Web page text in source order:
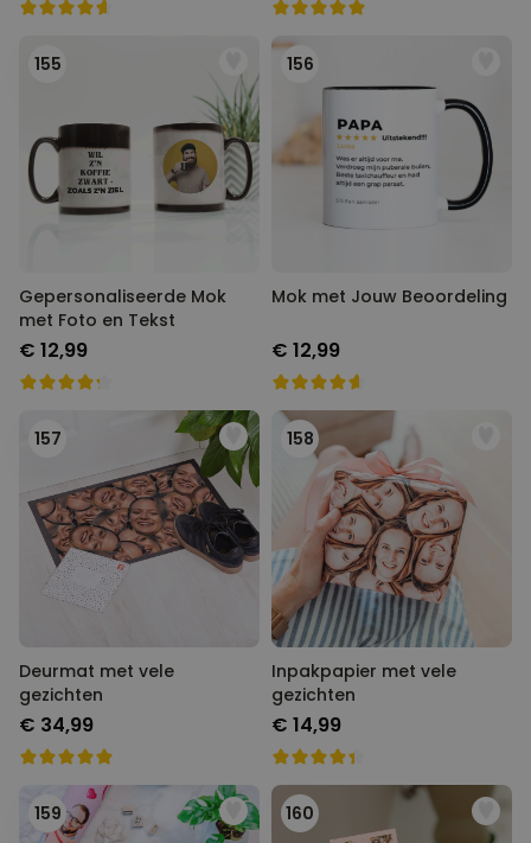
155
Gepersonaliseerde Mok
met Foto en Tekst
€ 12,99
156
Mok met Jouw Beoordeling
€ 12,99
157
Deurmat met vele
gezichten
€ 34,99
158
Inpakpapier met vele
gezichten
€ 14,99
159 160